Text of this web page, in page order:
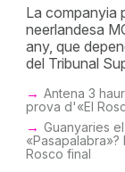
La companyia
neerlandesa
any, que
del Tribunal
Antena 3
prova d'«El
Guanyaries
Rosco final